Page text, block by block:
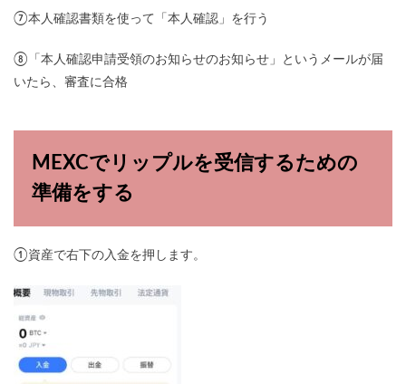
⑦本人確認書類を使って「本人確認」を行う
⑧「本人確認申請受領のお知らせのお知らせ」というメールが届
いたら、審査に合格
MEXCでリップルを受信するための
準備をする
①資産で右下の入金を押します。